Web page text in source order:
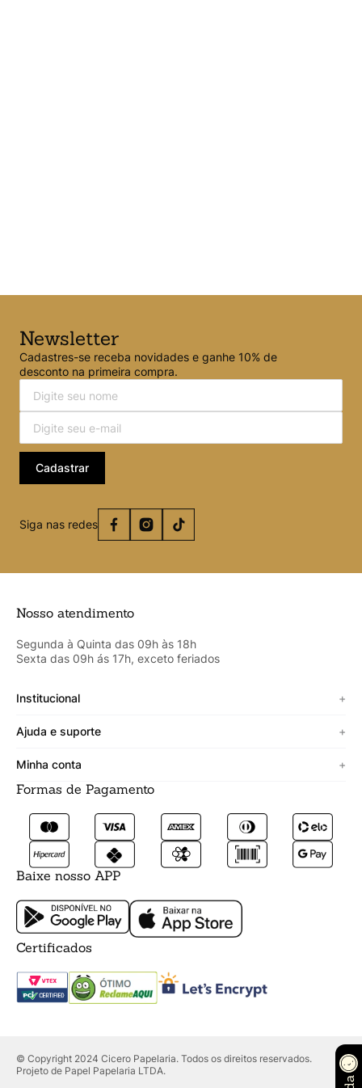
Newsletter
Cadastres-se receba novidades e ganhe 10% de
desconto na primeira compra.
Cadastrar
Siga nas redes
Nosso atendimento
Segunda à Quinta das 09h às 18h
Sexta das 09h ás 17h, exceto feriados
Institucional +
Sobre a Cicero
Fale conosco
Ajuda e suporte +
Termos de uso
Política de segurança
Prazos de entrega
Formas de pagamento
Minha conta +
Meus Dados
Meus Pedidos
Meus Favoritos
Formas de Pagamento
Baixe nosso APP
Certificados
© Copyright 2024 Cicero Papelaria. Todos os direitos reservados.
Projeto de Papel Papelaria LTDA.